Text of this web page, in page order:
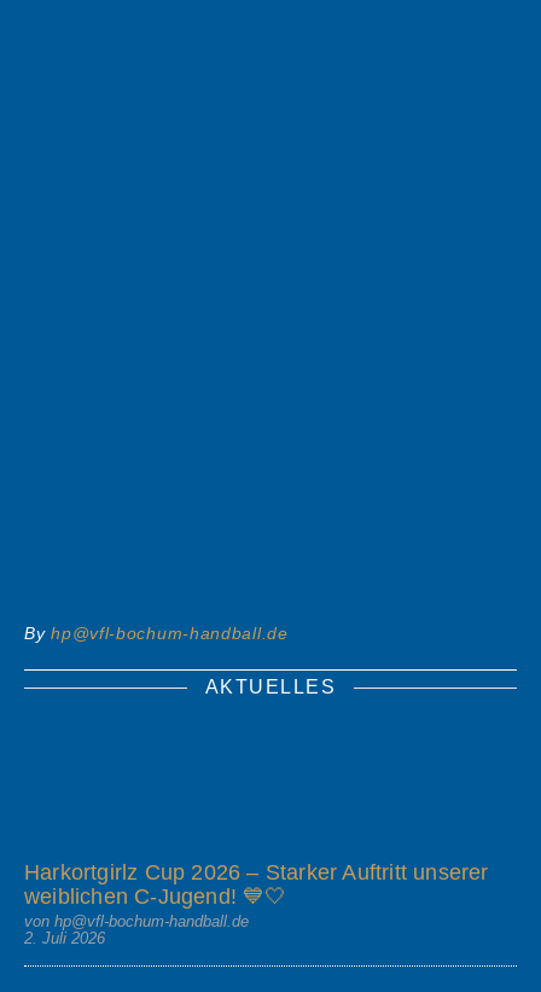
Byhp@vfl-bochum-handball.de
AKTUELLES
Harkortgirlz Cup 2026 – Starker Auftritt unserer
weiblichen C-Jugend! 💙🤍
von hp@vfl-bochum-handball.de
2. Juli 2026